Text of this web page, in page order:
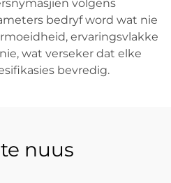
volgens
bedryf word wat nie
ervaringsvlakke
wat verseker dat elke
bevredig.
nuus